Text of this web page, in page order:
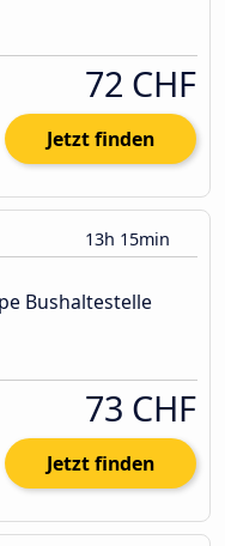
72 CHF
Jetzt finden
13h 15min
Bushaltestelle
73 CHF
Jetzt finden